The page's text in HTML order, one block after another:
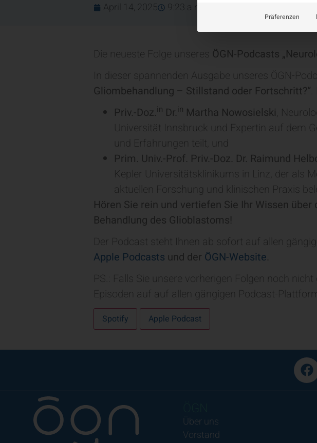
April 14, 2025 9:23 a.m.
Die neueste Folge unseres ÖGN-Podcasts
In dieser spannenden Ausgabe unseres ÖGN-
Gliombehandlung – Stillstand oder Fortschritt?“
Priv.-Doz. in Dr. in Martha Nowosielski ,
Universität Innsbruck und Expertin auf dem
und Erfahrungen teilt, und
Prim. Univ.-Prof. Priv.-Doz. Dr. Raimund
Kepler Universitätsklinikums in Linz, der als
aktuellen Forschung und klinischen Praxis
Hören Sie rein und vertiefen Sie Ihr Wissen
Behandlung des Glioblastoms!
Der Podcast steht Ihnen ab sofort auf allen
Apple Podcasts und der ÖGN-Website.
PS.: Falls Sie unsere vorherigen Folgen noch
Episoden auf auf allen gängigen Podcast-
Spotify Apple Podcast
Über uns
Vorstand
Präferenzen